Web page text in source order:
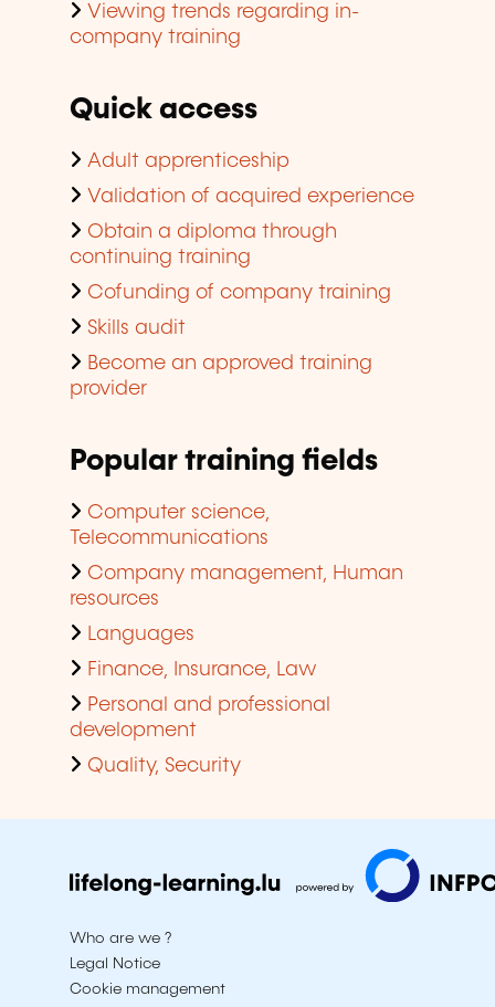
Viewing trends regarding in-
company training
Quick access
Adult apprenticeship
Validation of acquired experience
Obtain a diploma through
continuing training
Cofunding of company training
Skills audit
Become an approved training
provider
Popular training fields
Computer science,
Telecommunications
Company management, Human
resources
Languages
Finance, Insurance, Law
Personal and professional
development
Quality, Security
Who are we ?
Legal Notice
Cookie management